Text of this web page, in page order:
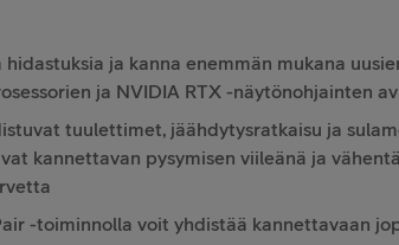
hidastuksia ja kanna enemmän mukana
ja NVIDIA RTX -näytönohjainten
tuulettimet, jäähdytysratkaisu ja
kannettavan pysymisen viileänä ja
-toiminnolla voit yhdistää kannettavaan